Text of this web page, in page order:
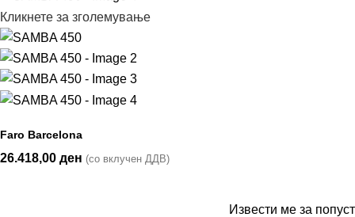
Кликнете за зголемување
Faro Barcelona
26.418,00 ден (со вклучен ДДВ)
Извести ме за попуст